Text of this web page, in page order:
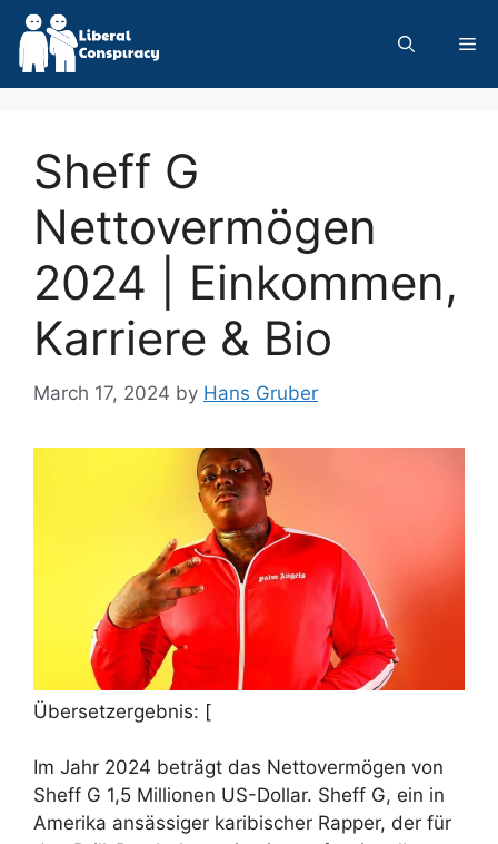
Skip
content
Sheff G
Nettovermögen
2024 | Einkommen,
Karriere & Bio
March 17, 2024 by Hans Gruber
Übersetzergebnis: [
Im Jahr 2024 beträgt das Nettovermögen von
Sheff G 1,5 Millionen US-Dollar. Sheff G, ein in
Amerika ansässiger karibischer Rapper, der für